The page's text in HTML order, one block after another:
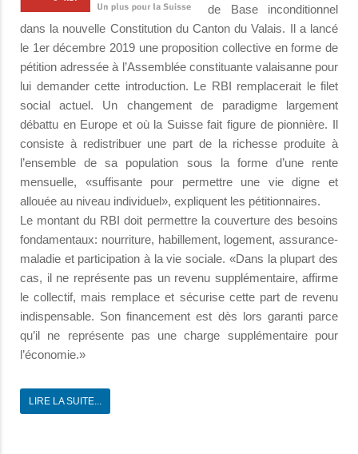
de Base inconditionnel
dans la nouvelle Constitution du Canton du Valais. Il a lancé
le 1er décembre 2019 une proposition collective en forme de
pétition adressée à l’Assemblée constituante valaisanne pour
lui demander cette introduction. Le RBI remplacerait le filet
social actuel. Un changement de paradigme largement
débattu en Europe et où la Suisse fait figure de pionnière. Il
consiste à redistribuer une part de la richesse produite à
l’ensemble de sa population sous la forme d’une rente
mensuelle, «suffisante pour permettre une vie digne et
allouée au niveau individuel», expliquent les pétitionnaires.
Le montant du RBI doit permettre la couverture des besoins
fondamentaux: nourriture, habillement, logement, assurance-
maladie et participation à la vie sociale. «Dans la plupart des
cas, il ne représente pas un revenu supplémentaire, affirme
le collectif, mais remplace et sécurise cette part de revenu
indispensable. Son financement est dès lors garanti parce
qu’il ne représente pas une charge supplémentaire pour
l’économie.»
LIRE LA SUITE...